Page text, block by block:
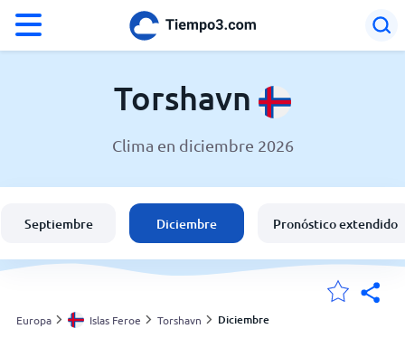
El clima en Torshavn
España
Argentina
Torshavn
Clima en diciembre 2026
Septiembre Diciembre Pronóstico extendido
Europa Islas Feroe Torshavn Diciembre